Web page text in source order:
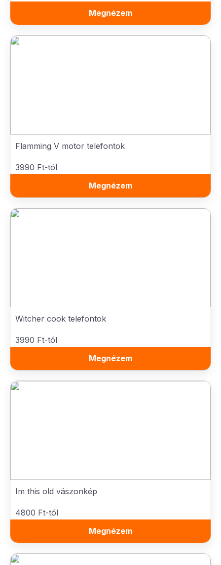
Megnézem
Flamming V motor telefontok
3990 Ft-tól
Megnézem
Witcher cook telefontok
3990 Ft-tól
Megnézem
Im this old vászonkép
4800 Ft-tól
Megnézem